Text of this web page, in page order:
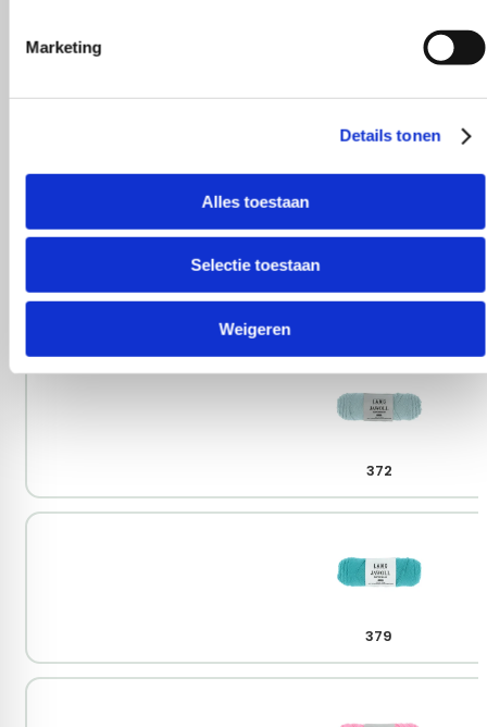
Marketing
Details tonen
Alles toestaan
Selectie toestaan
Weigeren
339
358
372
379